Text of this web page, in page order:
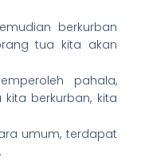
berkurban
tua kita akan
pahala,
berkurban, kita
umum, terdapat